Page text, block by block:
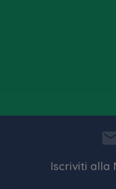
Iscriviti alla